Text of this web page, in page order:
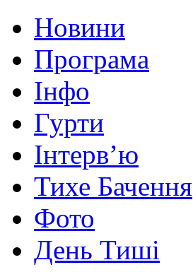
Новини
Програма
Інфо
Гурти
Інтерв’ю
Тихе Бачення
Фото
День Тиші